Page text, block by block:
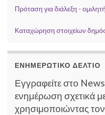
Πρόταση για διάλεξη - ομιλητή
Καταχώρηση στοιχείων
ΕΝΗΜΕΡΩΤΙΚΌ ΔΕΛΤΊΟ
Εγγραφείτε στο
ενημέρωση σχετικά με
χρησιμοποιώντας